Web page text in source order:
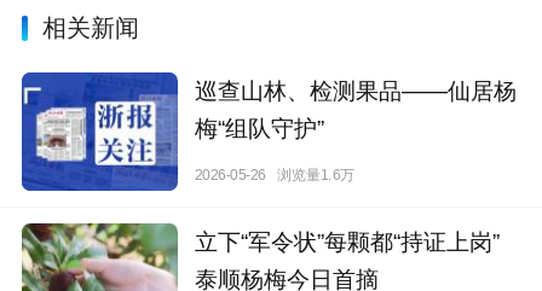
相关新闻
巡查山林、检测果品——仙居杨
梅“组队守护”
2026-05-26 浏览量1.6万
立下“军令状”每颗都“持证上岗”
泰顺杨梅今日首摘